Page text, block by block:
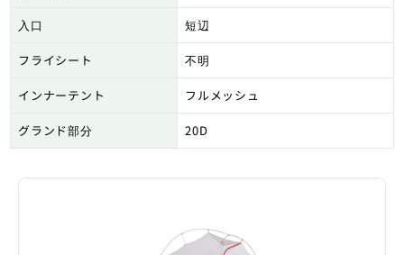
入口 短辺
フライシート 不明
インナーテント フルメッシュ
グランド部分 20D